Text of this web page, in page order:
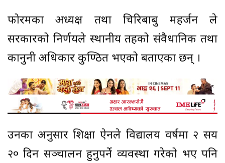
फोरमका अध्यक्ष तथा चिरिबाबु महर्जन ले
सरकारको निर्णयले स्थानीय तहको संवैधानिक तथा
कानुनी अधिकार कुण्ठित भएको बताएका छन् ।
उनका अनुसार शिक्षा ऐनले विद्यालय वर्षमा २ सय
२० दिन सञ्चालन हुनुपर्ने व्यवस्था गरेको भए पनि